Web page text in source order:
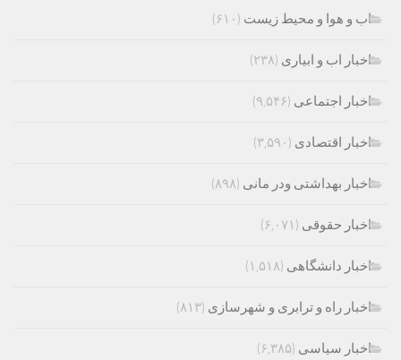
اب و هوا و محیط زیست (۶۱۰)
اخبار اب و ابیاری (۲۳۸)
اخبار اجتماعی (۹,۵۴۶)
اخبار اقتصادی (۳,۵۹۰)
اخبار بهداشتی ودر مانی (۸۹۸)
اخبار حقوقی (۶,۰۷۱)
اخبار دانشگاهی (۱,۵۱۸)
اخبار راه و ترابری و شهرسازی (۸۱۳)
اخبار سیاسی (۶,۳۸۵)